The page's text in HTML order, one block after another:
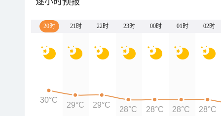
20时 21时 22时 23时 00时 01时 02时
30°C
29°C 29°C
28°C 28°C 28°C 28°C